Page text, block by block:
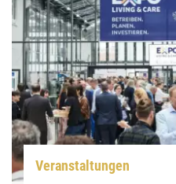
Veranstaltungen